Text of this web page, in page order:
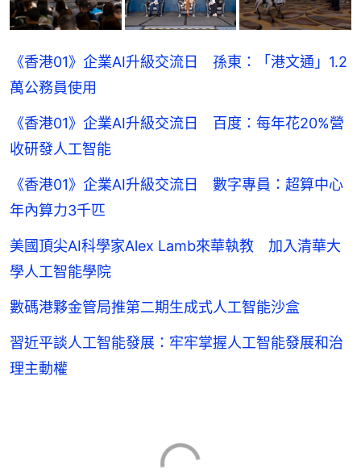
《香港01》企業AI升級交流日 孫東：「港文通」1.2
萬公務員使用
《香港01》企業AI升級交流日 百度：每年花20%營
收研發人工智能
《香港01》企業AI升級交流日 數字專員：超算中心
年內算力3千匹
美國頂尖AI科學家Alex Lamb來華執教 加入清華大
學人工智能學院
數碼港夥金管局推第二期生成式人工智能沙盒
習近平談人工智能發展：牢牢掌握人工智能發展和治
理主動權